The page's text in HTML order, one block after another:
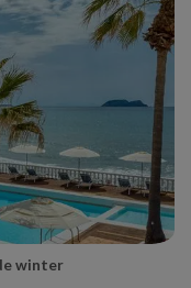
winter